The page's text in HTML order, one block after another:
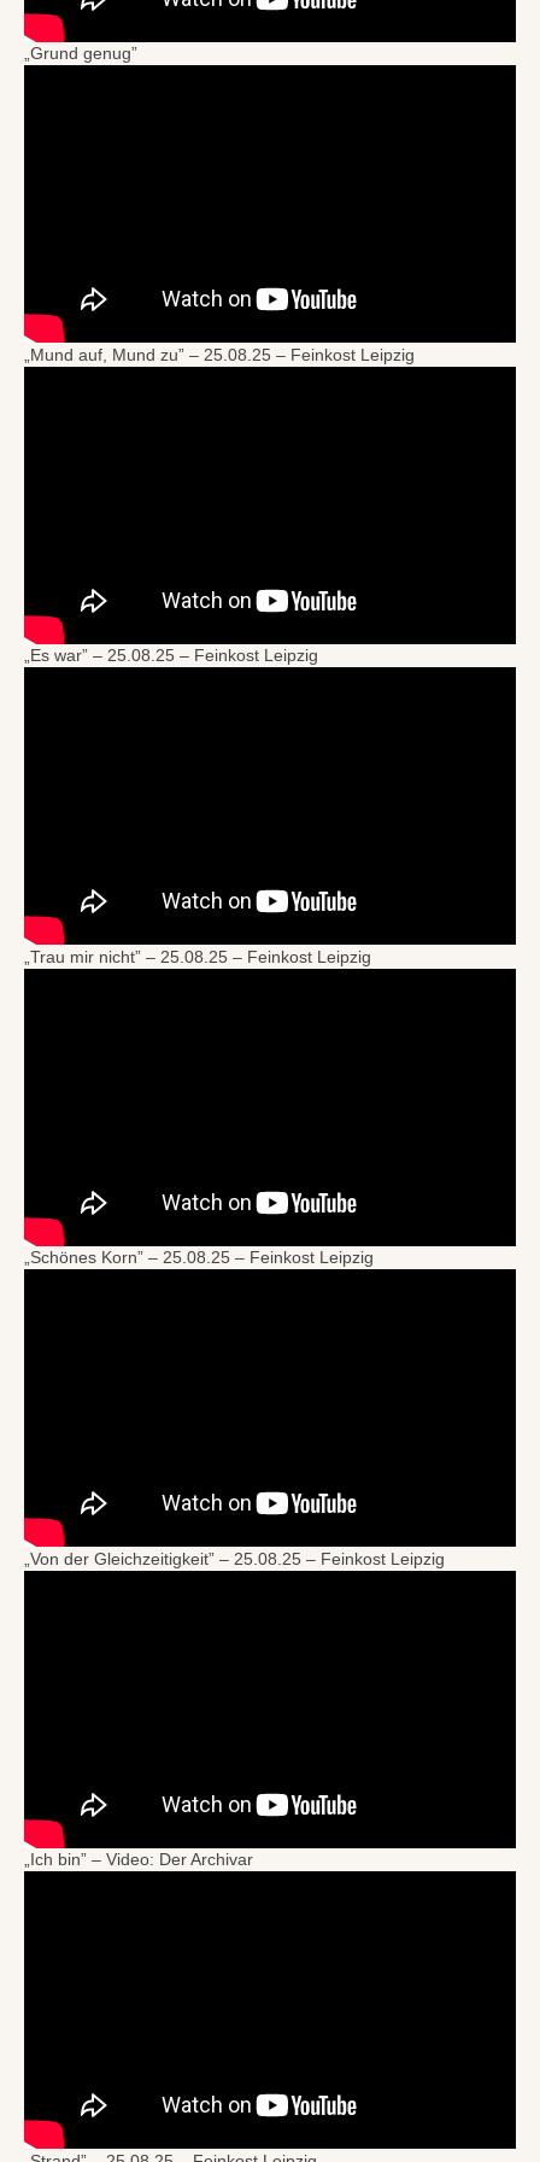
„Grund genug”
„Mund auf, Mund zu” – 25.08.25 – Feinkost Leipzig
„Es war” – 25.08.25 – Feinkost Leipzig
„Trau mir nicht” – 25.08.25 – Feinkost Leipzig
„Schönes Korn” – 25.08.25 – Feinkost Leipzig
„Von der Gleichzeitigkeit” – 25.08.25 – Feinkost Leipzig
„Ich bin” – Video: Der Archivar